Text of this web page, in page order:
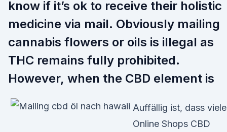
know if it’s ok to receive their holistic
medicine via mail. Obviously mailing
cannabis flowers or oils is illegal as
THC remains fully prohibited.
However, when the CBD element is
Auffällig ist, dass viele
Online Shops CBD